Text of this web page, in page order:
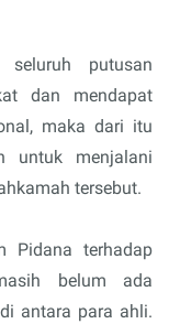
putusan
dan mendapat
maka dari itu
untuk menjalani
tersebut.
Pidana terhadap
belum ada
antara para ahli.